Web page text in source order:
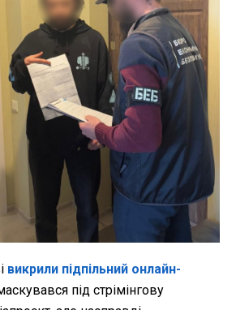
викрили підпільний онлайн-
під стрімінгову